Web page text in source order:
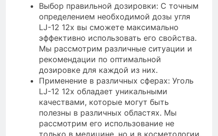
Выбор правильной дозировки: С точным
определением необходимой дозы угля
LJ-12 12x вы сможете максимально
эффективно использовать его свойства.
Мы рассмотрим различные ситуации и
рекомендации по оптимальной
дозировке для каждой из них.
Применение в различных сферах: Уголь
LJ-12 12x обладает уникальными
качествами, которые могут быть
полезны в различных областях. Мы
рассмотрим его использование не
только в медицине, но и в косметологии,